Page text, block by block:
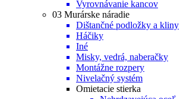
Vyrovnávanie kancov
03 Murárske náradie
Dištančné podložky a kliny
Háčiky
Iné
Misky, vedrá, naberačky
Montážne rozpery
Nivelačný systém
Omietacie stierka